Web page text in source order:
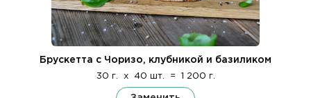
Брускетта с Чоризо, клубникой и базиликом
30 г. x 40 шт. = 1 200 г.